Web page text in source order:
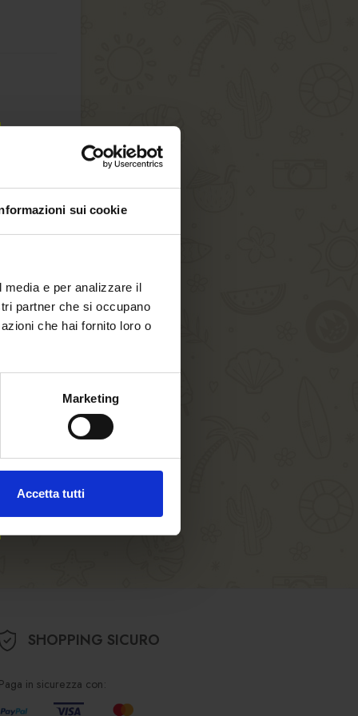
sui cookie
e per analizzare il
partner che si occupano
che hai fornito loro o
Marketing
Accetta tutti
SHOPPING SICURO
Paga in sicurezza con: